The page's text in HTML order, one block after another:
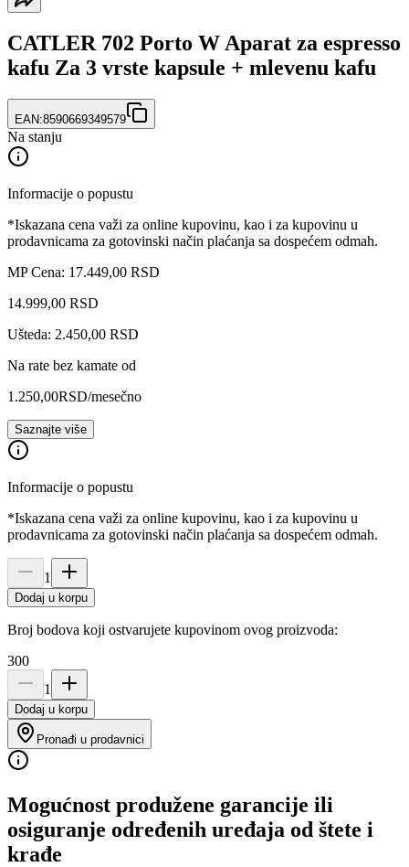
CATLER 702 Porto W Aparat za espresso
kafu Za 3 vrste kapsule + mlevenu kafu
EAN:8590669349579
Na stanju
Informacije o popustu
*Iskazana cena važi za online kupovinu, kao i za kupovinu u
prodavnicama za gotovinski način plaćanja sa dospećem odmah.
MP Cena: 17.449,00 RSD
14.999,00 RSD
Ušteda: 2.450,00 RSD
Na rate bez kamate od
1.250,00RSD/mesečno
Saznajte više
Informacije o popustu
*Iskazana cena važi za online kupovinu, kao i za kupovinu u
prodavnicama za gotovinski način plaćanja sa dospećem odmah.
1
Dodaj u korpu
Broj bodova koji ostvarujete kupovinom ovog proizvoda:
300
1
Dodaj u korpu
Pronađi u prodavnici
Mogućnost produžene garancije ili
osiguranje određenih uređaja od štete i
krađe